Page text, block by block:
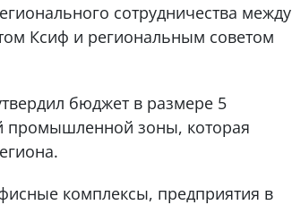
сотрудничества между
Ксиф и региональным советом
бюджет в размере 5
промышленной зоны, которая
комплексы, предприятия в